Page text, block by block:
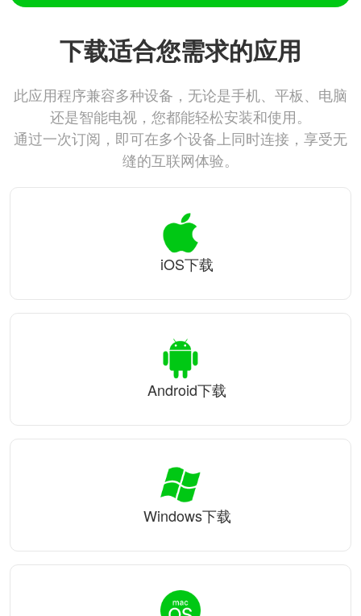
下载适合您需求的应用
此应用程序兼容多种设备，无论是手机、平板、电脑
还是智能电视，您都能轻松安装和使用。
通过一次订阅，即可在多个设备上同时连接，享受无
缝的互联网体验。
iOS下载
Android下载
Windows下载